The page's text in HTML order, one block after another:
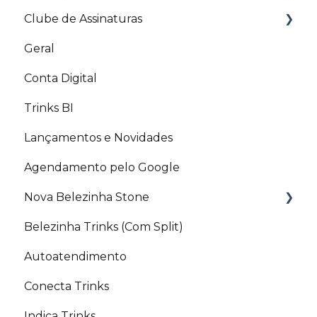
Cupom de desconto
Redes sociais
Artigos Relacionados
Split de pagamento
APP Stone
Site
Aplicativo
Clube de Assinaturas
Nota Fiscal para Clube de Assinaturas
Geral
Conta Digital
Trinks BI
Lançamentos e Novidades
Agendamento pelo Google
Nova Belezinha Stone
PIX Belezinha
Belezinha Trinks (Com Split)
Autoatendimento
Conecta Trinks